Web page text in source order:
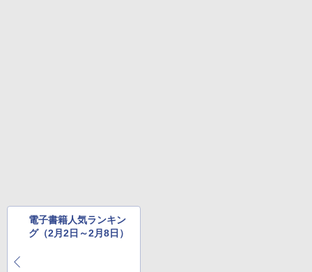
電子書籍人気ランキン
グ（2月2日～2月8日）